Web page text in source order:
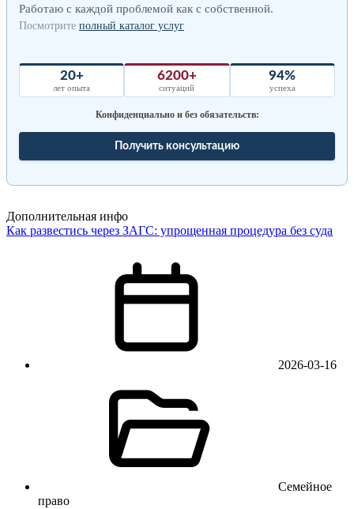
Работаю с каждой проблемой как с собственной.
Посмотрите полный каталог услуг
20+
лет опыта
6200+
ситуаций
94%
успеха
Конфиденциально и без обязательств:
Получить консультацию
Дополнительная инфо
Как развестись через ЗАГС: упрощенная процедура без суда
2026-03-16
Семейное
право